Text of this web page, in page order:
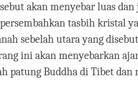
akan menyebar luas
tasbih kristal
sebelah utara yang
ini akan menyebarkan
patung Buddha di Tibet dan